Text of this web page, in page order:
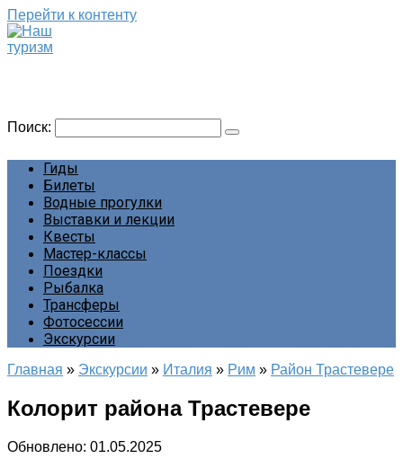
Перейти к контенту
Поиск:
Гиды
Билеты
Водные прогулки
Выставки и лекции
Квесты
Мастер-классы
Поездки
Рыбалка
Трансферы
Фотосессии
Экскурсии
Главная » Экскурсии » Италия » Рим » Район Трастевере
Колорит района Трастевере
Обновлено: 01.05.2025